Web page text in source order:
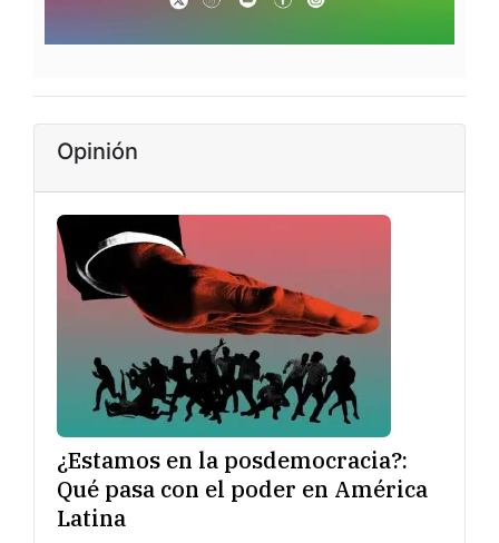
Opinión
¿Estamos en la posdemocracia?:
Qué pasa con el poder en América
Latina